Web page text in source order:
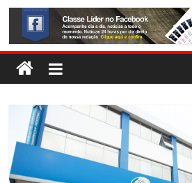
ALTERNATIVAS
LORENA, PINDAMONHANGABA E
PELA FÁBRICA DA COCA-COLA!